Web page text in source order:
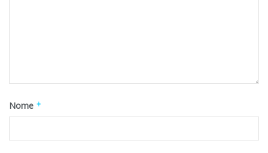
Nome *